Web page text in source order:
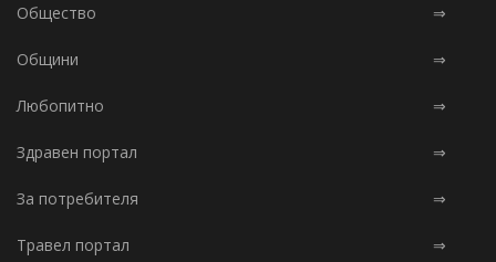
Общество ⇒
Общини ⇒
Любопитно ⇒
Здравен портал ⇒
За потребителя ⇒
Травел портал ⇒